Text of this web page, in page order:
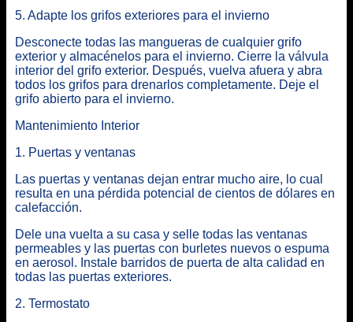
5. Adapte los grifos exteriores para el invierno
Desconecte todas las mangueras de cualquier grifo
exterior y almacénelos para el invierno. Cierre la válvula
interior del grifo exterior. Después, vuelva afuera y abra
todos los grifos para drenarlos completamente. Deje el
grifo abierto para el invierno.
Mantenimiento Interior
1. Puertas y ventanas
Las puertas y ventanas dejan entrar mucho aire, lo cual
resulta en una pérdida potencial de cientos de dólares en
calefacción.
Dele una vuelta a su casa y selle todas las ventanas
permeables y las puertas con burletes nuevos o espuma
en aerosol. Instale barridos de puerta de alta calidad en
todas las puertas exteriores.
2. Termostato